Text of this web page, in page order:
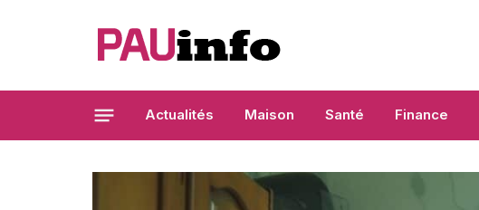
Actualités Maison Santé Finance